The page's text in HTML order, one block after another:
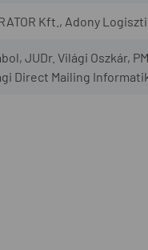
Kft., Adony
JUDr. Világi Oszkár,
Direct Mailing